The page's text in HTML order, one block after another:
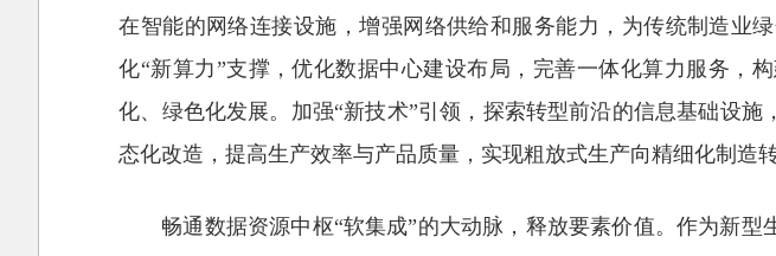
在智能的网络连接设施，增强网络供给和服务能力，为传统制造业
化“新算力”支撑，优化数据中心建设布局，完善一体化算力服务，
化、绿色化发展。加强“新技术”引领，探索转型前沿的信息基础设
态化改造，提高生产效率与产品质量，实现粗放式生产向精细化制造
畅通数据资源中枢“软集成”的大动脉，释放要素价值。作为新